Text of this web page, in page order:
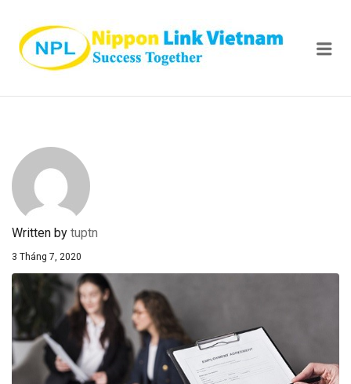
Written by tuptn
3 Tháng 7, 2020